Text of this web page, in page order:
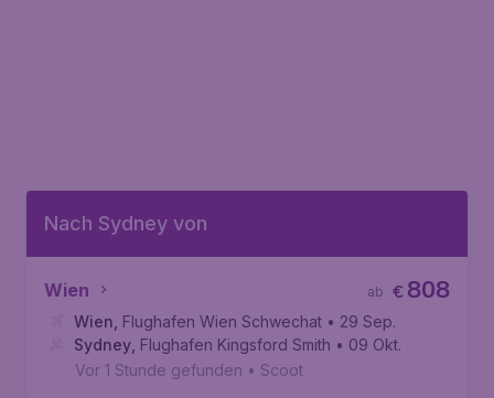
Nach Sydney von
Wien €808
ab
Wien Flughafen Wien Schwechat • 29 Sep.
Sydney Flughafen Kingsford Smith • 09 Okt.
Vor 1 Stunde gefunden • Scoot